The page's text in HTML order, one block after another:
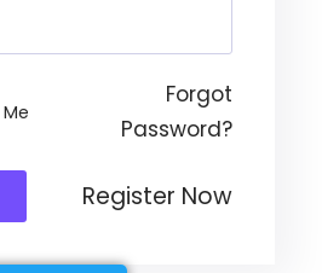
Forgot
Password?
Register Now